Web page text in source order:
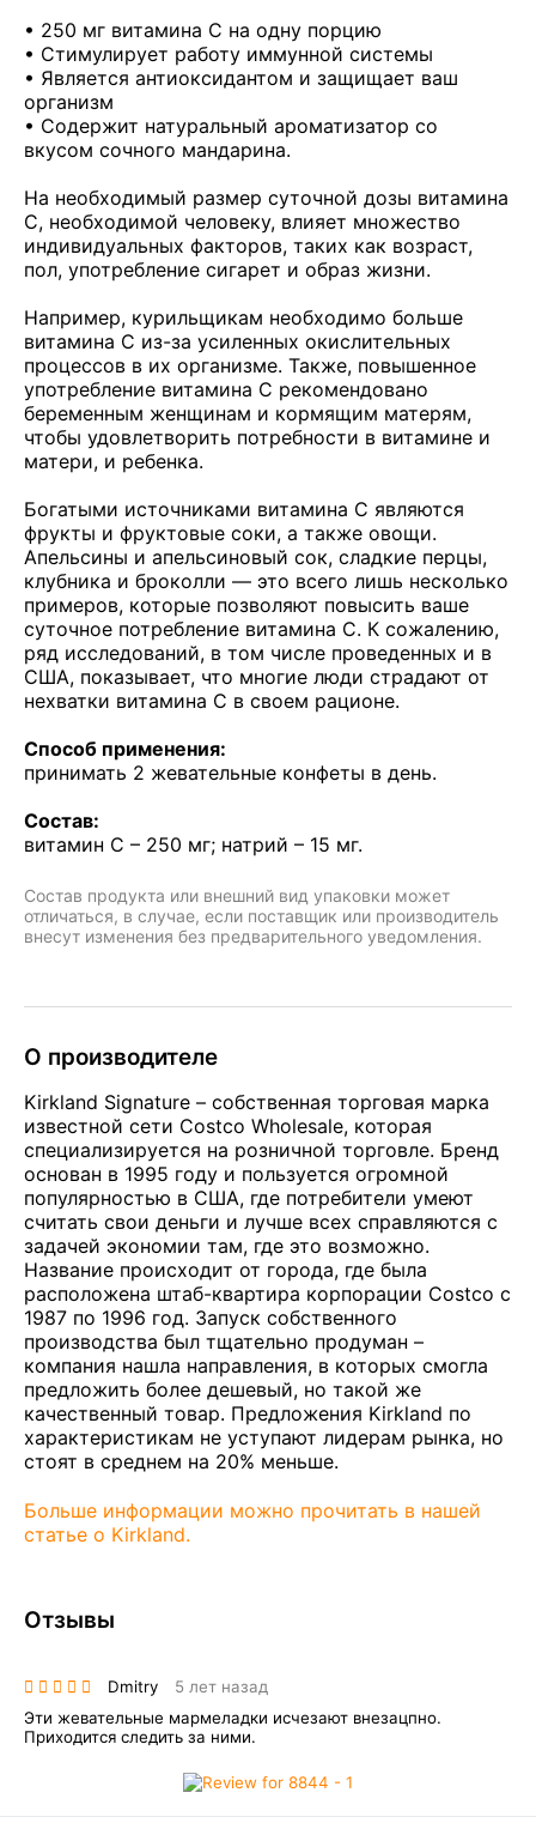
• 250 мг витамина С на одну порцию
• Стимулирует работу иммунной системы
• Является антиоксидантом и защищает ваш
организм
• Содержит натуральный ароматизатор со
вкусом сочного мандарина.
На необходимый размер суточной дозы витамина
С, необходимой человеку, влияет множество
индивидуальных факторов, таких как возраст,
пол, употребление сигарет и образ жизни.
Например, курильщикам необходимо больше
витамина С из-за усиленных окислительных
процессов в их организме. Также, повышенное
употребление витамина С рекомендовано
беременным женщинам и кормящим матерям,
чтобы удовлетворить потребности в витамине и
матери, и ребенка.
Богатыми источниками витамина С являются
фрукты и фруктовые соки, а также овощи.
Апельсины и апельсиновый сок, сладкие перцы,
клубника и броколли — это всего лишь несколько
примеров, которые позволяют повысить ваше
суточное потребление витамина С. К сожалению,
ряд исследований, в том числе проведенных и в
США, показывает, что многие люди страдают от
нехватки витамина С в своем рационе.
Способ применения:
принимать 2 жевательные конфеты в день.
Состав:
витамин С – 250 мг; натрий – 15 мг.
Состав продукта или внешний вид упаковки может
отличаться, в случае, если поставщик или производитель
внесут изменения без предварительного уведомления.
О производителе
Kirkland Signature – собственная торговая марка
известной сети Costco Wholesale, которая
специализируется на розничной торговле. Бренд
основан в 1995 году и пользуется огромной
популярностью в США, где потребители умеют
считать свои деньги и лучше всех справляются с
задачей экономии там, где это возможно.
Название происходит от города, где была
расположена штаб-квартира корпорации Costco с
1987 по 1996 год. Запуск собственного
производства был тщательно продуман –
компания нашла направления, в которых смогла
предложить более дешевый, но такой же
качественный товар. Предложения Kirkland по
характеристикам не уступают лидерам рынка, но
стоят в среднем на 20% меньше.
Больше информации можно прочитать в нашей
статье о Kirkland.
Отзывы
Dmitry
5 лет назад
Эти жевательные мармеладки исчезают внезацпно.
Приходится следить за ними.